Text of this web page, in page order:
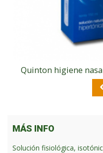
Quinton higiene
MÁS INFO
Solución fisiológica,